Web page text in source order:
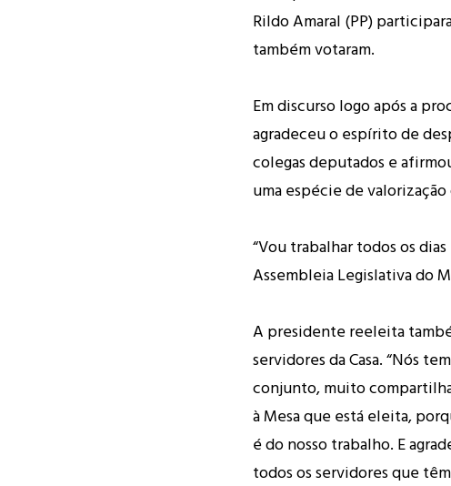
Rildo Amaral (PP)
também votaram.
Em discurso logo após a
agradeceu o espírito de
colegas deputados e
uma espécie de
“Vou trabalhar todos os
Assembleia Legislativa do
A presidente reeleita
servidores da Casa. “Nós
conjunto, muito
à Mesa que está eleita,
é do nosso trabalho. E
todos os servidores que